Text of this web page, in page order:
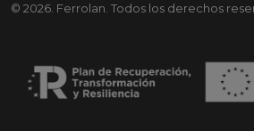
© 2026. Ferrolan. Todos los derechos